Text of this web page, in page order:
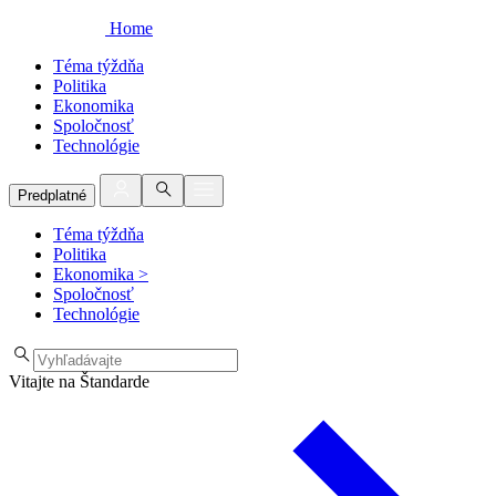
Home
Téma týždňa
Politika
Ekonomika
Spoločnosť
Technológie
Predplatné
Téma týždňa
Politika
Ekonomika >
Spoločnosť
Technológie
Vitajte na Štandarde